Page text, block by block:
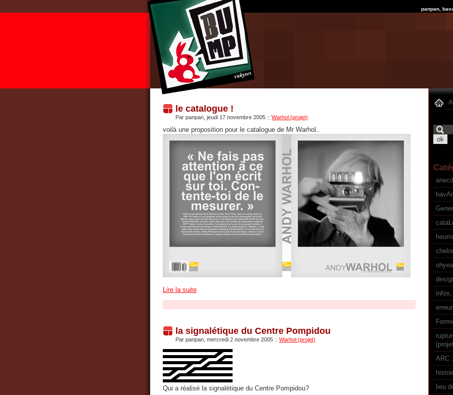
panpan,
le catalogue !
Par panpan, jeudi 17 novembre 2005 :: Warhol (projet)
voilà une proposition pour le catalogue de Mr Warhol..
Lire la suite
la signalétique du Centre Pompidou
Par panpan, mercredi 2 novembre 2005 :: Warhol (projet)
Qui a réalisé la signalétique du Centre Pompidou?
ARC
lieu